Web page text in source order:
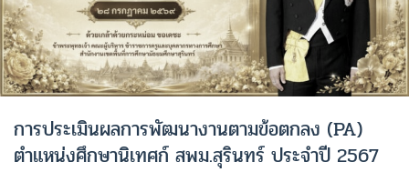
การประเมินผลการพัฒนางานตามข้อตกลง (PA)
ตำแหน่งศึกษานิเทศก์ สพม.สุรินทร์ ประจำปี 2567